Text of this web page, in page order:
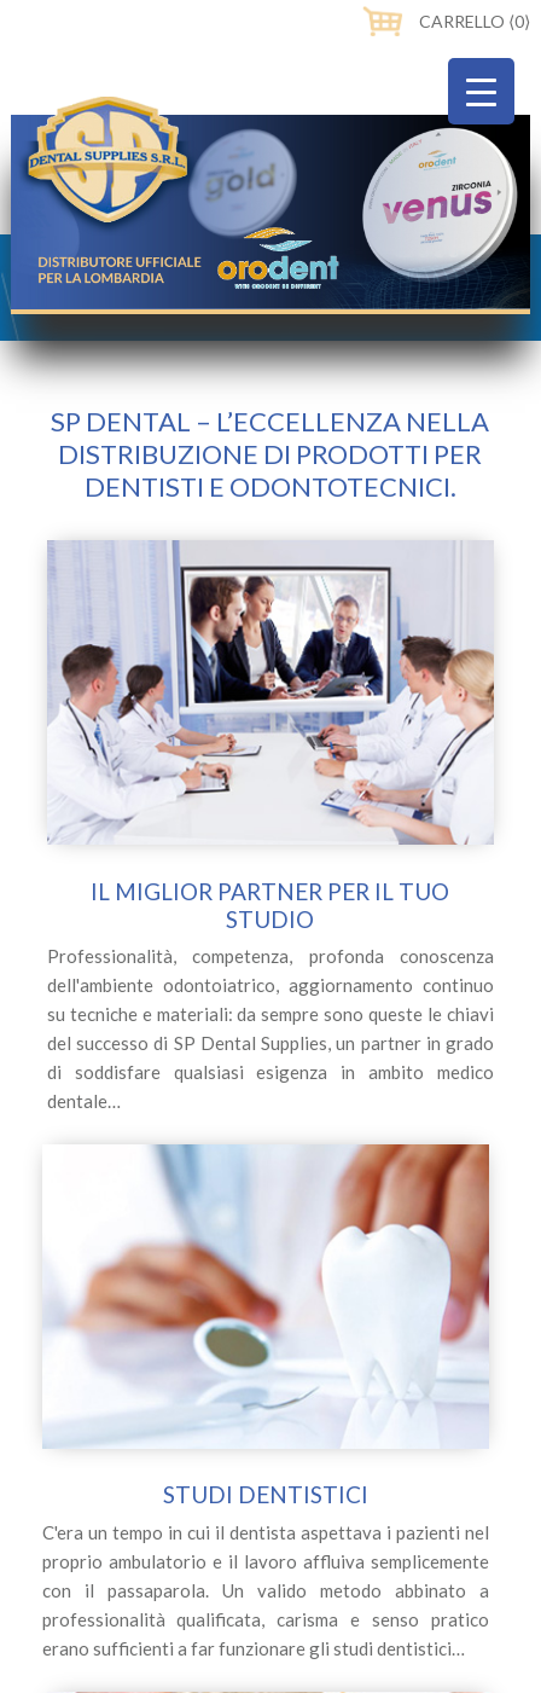
CARRELLO ⟨0⟩
SP DENTAL – L’ECCELLENZA NELLA
DISTRIBUZIONE DI PRODOTTI PER
DENTISTI E ODONTOTECNICI.
IL MIGLIOR PARTNER PER IL TUO
STUDIO
Professionalità, competenza, profonda conoscenza
dell'ambiente odontoiatrico, aggiornamento continuo
su tecniche e materiali: da sempre sono queste le chiavi
del successo di SP Dental Supplies, un partner in grado
di soddisfare qualsiasi esigenza in ambito medico
dentale…
STUDI DENTISTICI
C'era un tempo in cui il dentista aspettava i pazienti nel
proprio ambulatorio e il lavoro affluiva semplicemente
con il passaparola. Un valido metodo abbinato a
professionalità qualificata, carisma e senso pratico
erano sufficienti a far funzionare gli studi dentistici…